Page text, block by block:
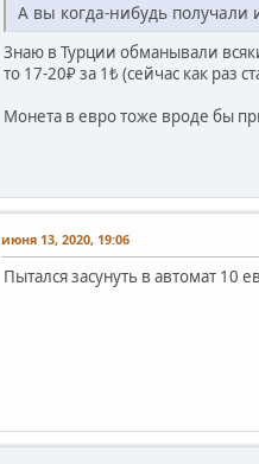
А вы когда-нибудь
Знаю в Турции обманывали
то 17-20₽ за 1₺ (сейчас как раз
Монета в евро тоже вроде бы
июня 13, 2020, 19:06
Пытался засунуть в автомат 10